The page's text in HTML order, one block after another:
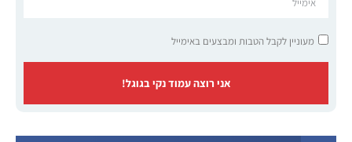
מעוניין לקבל הטבות ומבצעים באימייל
אני רוצה עמוד נקי בגוגל!